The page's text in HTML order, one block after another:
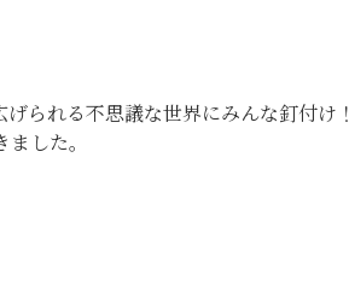
られる不思議な世界にみんな釘付け！
した。